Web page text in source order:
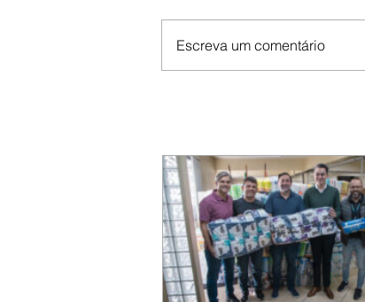
Escreva um comentário